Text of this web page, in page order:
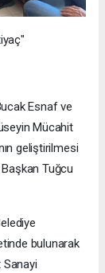
Esnaf ve
Mücahit
geliştirilmesi
Tuğcu
bulunarak
Sanayi